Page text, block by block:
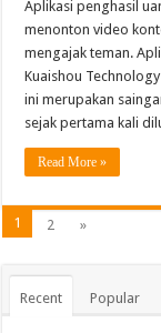
Aplikasi penghasil
menonton video
mengajak teman.
Kuaishou
ini merupakan
sejak pertama kali
Read More »
1 2 »
Recent Popular